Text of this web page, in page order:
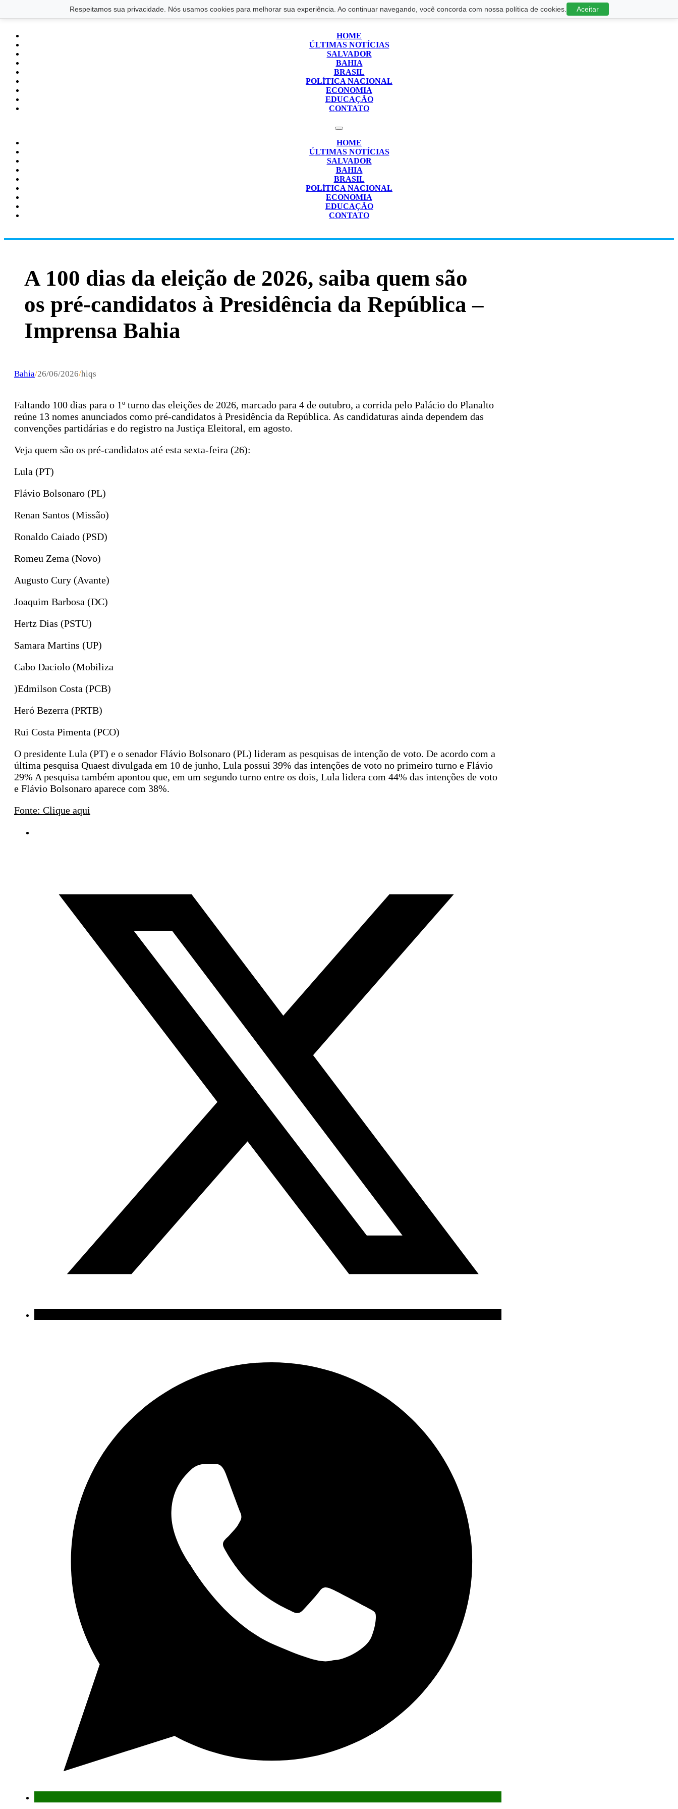
Respeitamos sua privacidade. Nós usamos cookies para melhorar sua experiência. Ao continuar navegando, você concorda com nossa política de cookies. Aceitar
Saltar para o conteúdo principal Ir para o footer
HOME
ÚLTIMAS NOTÍCIAS
SALVADOR
BAHIA
BRASIL
POLÍTICA NACIONAL
ECONOMIA
EDUCAÇÃO
CONTATO
HOME
ÚLTIMAS NOTÍCIAS
SALVADOR
BAHIA
BRASIL
POLÍTICA NACIONAL
ECONOMIA
EDUCAÇÃO
CONTATO
A 100 dias da eleição de 2026, saiba quem são
os pré-candidatos à Presidência da República –
Imprensa Bahia
Bahia/26/06/2026/hiqs
Faltando 100 dias para o 1º turno das eleições de 2026, marcado para 4 de outubro, a corrida pelo Palácio do Planalto
reúne 13 nomes anunciados como pré-candidatos à Presidência da República. As candidaturas ainda dependem das
convenções partidárias e do registro na Justiça Eleitoral, em agosto.
Veja quem são os pré-candidatos até esta sexta-feira (26):
Lula (PT)
Flávio Bolsonaro (PL)
Renan Santos (Missão)
Ronaldo Caiado (PSD)
Romeu Zema (Novo)
Augusto Cury (Avante)
Joaquim Barbosa (DC)
Hertz Dias (PSTU)
Samara Martins (UP)
Cabo Daciolo (Mobiliza
)Edmilson Costa (PCB)
Heró Bezerra (PRTB)
Rui Costa Pimenta (PCO)
O presidente Lula (PT) e o senador Flávio Bolsonaro (PL) lideram as pesquisas de intenção de voto. De acordo com a
última pesquisa Quaest divulgada em 10 de junho, Lula possui 39% das intenções de voto no primeiro turno e Flávio
29% A pesquisa também apontou que, em um segundo turno entre os dois, Lula lidera com 44% das intenções de voto
e Flávio Bolsonaro aparece com 38%.
Fonte: Clique aqui